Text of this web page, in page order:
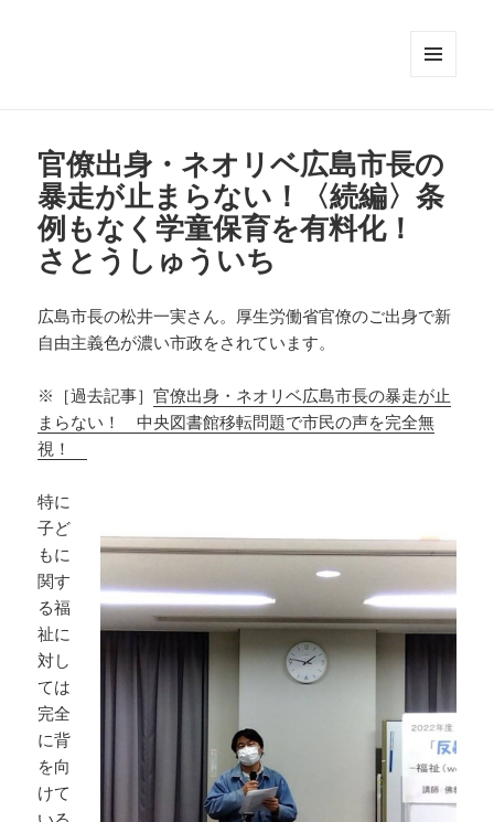
官僚出身・ネオリベ広島市長の
暴走が止まらない！〈続編〉条
例もなく学童保育を有料化！
さとうしゅういち
広島市長の松井一実さん。厚生労働省官僚のご出身で新
自由主義色が濃い市政をされています。
※［過去記事］官僚出身・ネオリベ広島市長の暴走が止
まらない！ 中央図書館移転問題で市民の声を完全無
視！
特に
子ど
もに
関す
る福
祉に
対し
ては
完全
に背
を向
けて